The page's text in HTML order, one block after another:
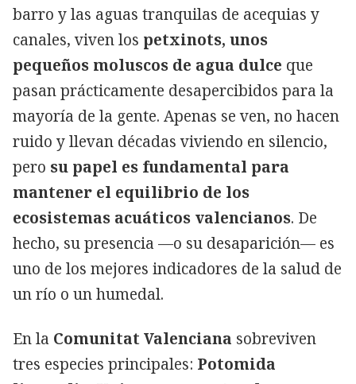
barro y las aguas tranquilas de acequias y
canales, viven los petxinots, unos
pequeños moluscos de agua dulce que
pasan prácticamente desapercibidos para la
mayoría de la gente. Apenas se ven, no hacen
ruido y llevan décadas viviendo en silencio,
pero su papel es fundamental para
mantener el equilibrio de los
ecosistemas acuáticos valencianos. De
hecho, su presencia —o su desaparición— es
uno de los mejores indicadores de la salud de
un río o un humedal.
En la Comunitat Valenciana sobreviven
tres especies principales: Potomida